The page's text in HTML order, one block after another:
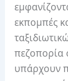
εκπομπές
πεζοπορία
υπάρχουν